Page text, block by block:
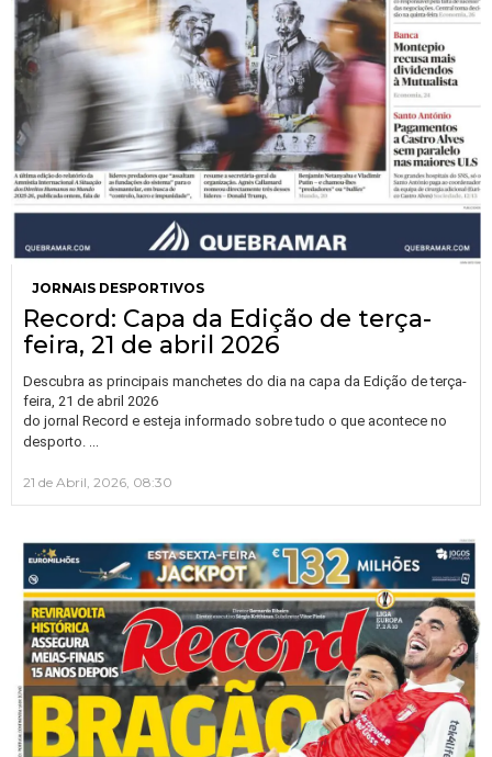
JORNAIS DESPORTIVOS
Record: Capa da Edição de terça-
feira, 21 de abril 2026
Descubra as principais manchetes do dia na capa da Edição de terça-
feira, 21 de abril 2026
do jornal Record e esteja informado sobre tudo o que acontece no
desporto.
21 de Abril, 2026, 08:30